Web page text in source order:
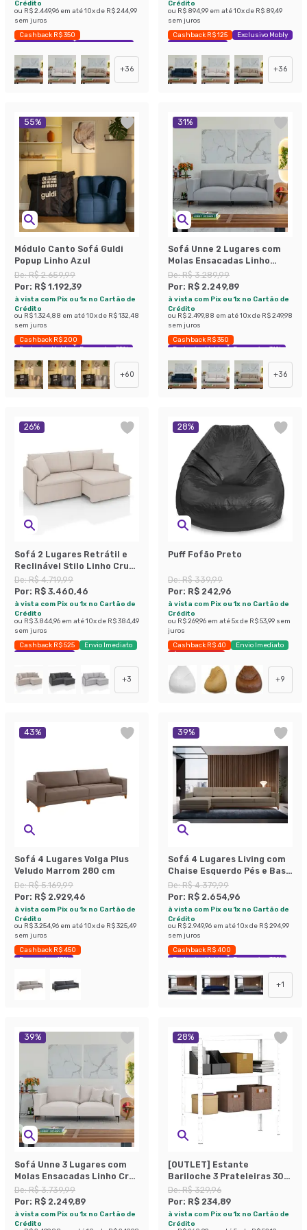
Crédito
ou R$ 2.449,96 em até10x de R$ 244,99
sem juros
Cashback R$ 350
Exclusivo Mobly
Economize 43%
+36
Crédito
ou R$ 894,99 em até10x de R$ 89,49
sem juros
Cashback R$ 125
Exclusivo Mobly
Economize 42%
+36
55%
Módulo Canto Sofá Guldi
Popup Linho Azul
De:R$ 2.659,99
Por: R$ 1.192,39
à vista com Pix ou 1x no Cartão de
Crédito
ou R$ 1.324,88 em até10x de R$ 132,48
sem juros
Cashback R$ 200
Exclusivo Mobly
Economize 55%
+60
31%
Sofá Unne 2 Lugares com
Molas Ensacadas Linho
Cinza 170 cm
De:R$ 3.289,99
Por: R$ 2.249,89
à vista com Pix ou 1x no Cartão de
Crédito
ou R$ 2.499,88 em até10x de R$ 249,98
sem juros
Cashback R$ 350
Exclusivo Mobly
Economize 31%
+36
26%
Sofá 2 Lugares Retrátil e
Reclinável Stilo Linho Cru
154 cm
De:R$ 4.719,99
Por: R$ 3.460,46
à vista com Pix ou 1x no Cartão de
Crédito
ou R$ 3.844,96 em até10x de R$ 384,49
sem juros
Cashback R$ 525
Envio Imediato
Exclusivo Mobly
+3
28%
Puff Fofão Preto
De:R$ 339,99
Por: R$ 242,96
à vista com Pix ou 1x no Cartão de
Crédito
ou R$ 269,96 em até5x de R$ 53,99 sem
juros
Cashback R$ 40
Envio Imediato
Últimas peças
+9
43%
Sofá 4 Lugares Volga Plus
Veludo Marrom 280 cm
De:R$ 5.169,99
Por: R$ 2.929,46
à vista com Pix ou 1x no Cartão de
Crédito
ou R$ 3.254,96 em até10x de R$ 325,49
sem juros
Cashback R$ 450
Economize 43%
39%
Sofá 4 Lugares Living com
Chaise Esquerdo Pés e Base
em Madeira Linho Cotton
Bege
De:R$ 4.379,99
Por: R$ 2.654,96
à vista com Pix ou 1x no Cartão de
Crédito
ou R$ 2.949,96 em até10x de R$ 294,99
sem juros
Cashback R$ 400
Exclusivo Mobly
Economize 39%
+1
39%
Sofá Unne 3 Lugares com
Molas Ensacadas Linho Cru
200 cm
De:R$ 3.739,99
Por: R$ 2.249,89
à vista com Pix ou 1x no Cartão de
Crédito
28%
[OUTLET] Estante
Bariloche 3 Prateleiras 30
cm Branca
De:R$ 329,96
Por: R$ 234,89
à vista com Pix ou 1x no Cartão de
Crédito